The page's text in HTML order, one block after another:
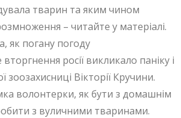
тварин та яким чином
– читайте у матеріалі.
як погану погоду
росії викликало паніку і
зоозахисниці Вікторії Кручини.
волонтерки, як бути з домашнім
з вуличними тваринами.